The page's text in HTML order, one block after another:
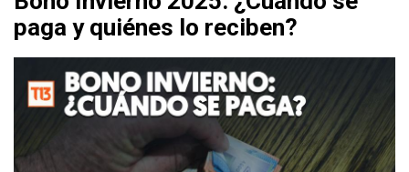
paga y quiénes lo reciben?